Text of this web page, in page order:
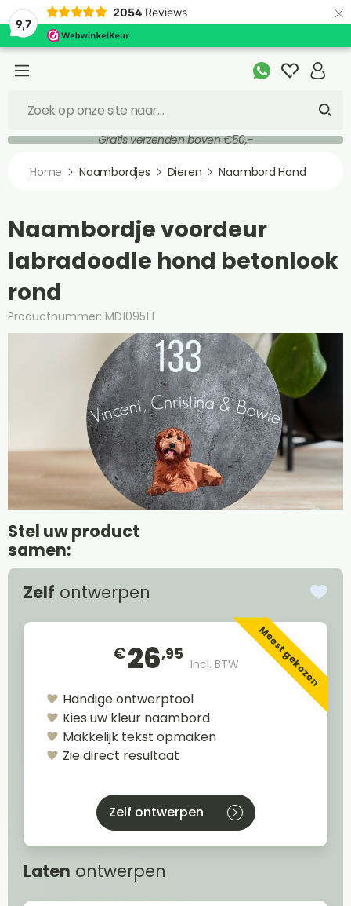
9,7
2054 Reviews ×
Gratis verzenden boven €50,-
Home Naambordjes Dieren Naambord Hond
Naambordje voordeur
labradoodle hond betonlook
rond
Productnummer: MD10951.1
Stel uw product
samen:
Zelf ontwerpen
€26,95
Incl. BTW Meest gekozen
Handige ontwerptool
Kies uw kleur naambord
Makkelijk tekst opmaken
Zie direct resultaat
Zelf ontwerpen
Laten ontwerpen